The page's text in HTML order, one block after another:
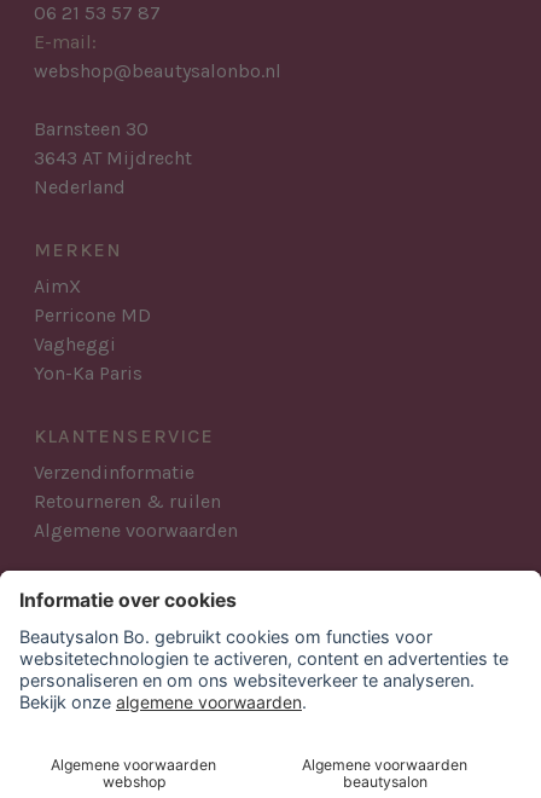
06 21 53 57 87
E-mail:
webshop@beautysalonbo.nl
Barnsteen 30
3643 AT Mijdrecht
Nederland
MERKEN
AimX
Perricone MD
Vagheggi
Yon-Ka Paris
KLANTENSERVICE
Verzendinformatie
Retourneren & ruilen
Algemene voorwaarden
AANMELDEN NIEUWSBRIEF
Blijf op de hoogte van al het Beautysalon Bo. nieuws,
acties en producten.